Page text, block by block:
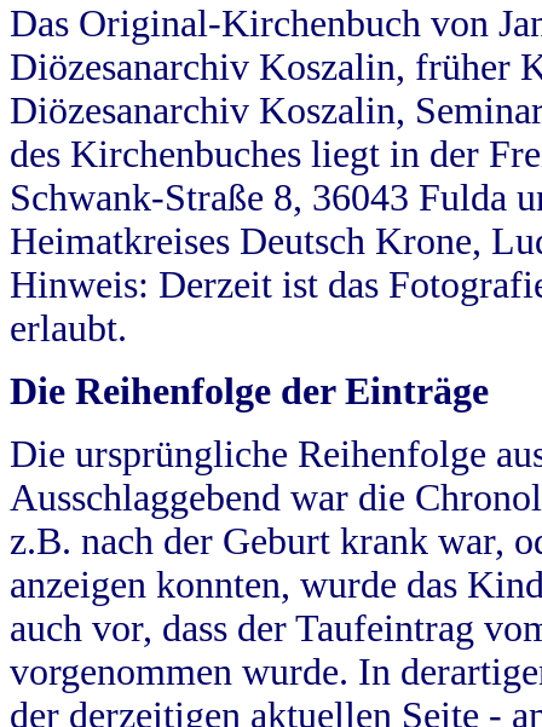
Das Original-Kirchenbuch von
Diözesanarchiv Koszalin, früher
Diözesanarchiv Koszalin,
des Kirchenbuches liegt in der
Schwank-Straße 8, 36043 Fulda
Heimatkreises Deutsch Krone,
Hinweis: Derzeit ist das
erlaubt.
Die Reihenfolge der Einträge
Die ursprüngliche Reihenfolge
Ausschlaggebend war die
z.B. nach der Geburt krank war,
anzeigen konnten, wurde das
auch vor, dass der Taufeintrag
vorgenommen wurde. In
der derzeitigen aktuellen Seite -